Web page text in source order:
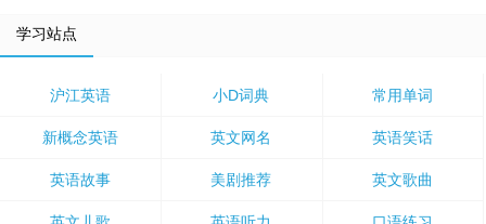
学习站点
沪江英语 小D词典 常用单词
新概念英语 英文网名 英语笑话
英语故事 美剧推荐 英文歌曲